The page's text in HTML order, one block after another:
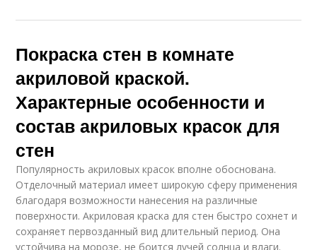
Покраска стен в комнате
акриловой краской.
Характерные особенности и
состав акриловых красок для
стен
Популярность акриловых красок вполне обоснована.
Отделочный материал имеет широкую сферу применения
благодаря возможности нанесения на различные
поверхности. Акриловая краска для стен быстро сохнет и
сохраняет первозданный вид длительный период. Она
устойчива на морозе, не боится лучей солнца и влаги.